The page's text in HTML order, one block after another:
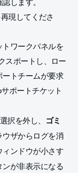
現してくださ
トワークパネルを
スポートし、ロー
トチームが要求
ポートチケット
択を外し、
ゴミ
ウザからログを消
ィンドウが小さす
ンが非表示になる